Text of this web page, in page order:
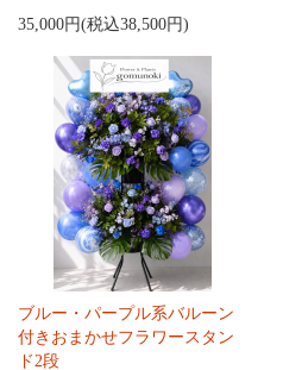
35,000円(税込38,500円)
ブルー・パープル系バルーン
付きおまかせフラワースタン
ド2段